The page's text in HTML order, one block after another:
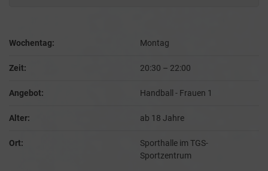
Wochentag: Montag
Zeit: 20:30 – 22:00
Angebot: Handball - Frauen 1
Alter: ab 18 Jahre
Ort:
Sporthalle im TGS-
Sportzentrum